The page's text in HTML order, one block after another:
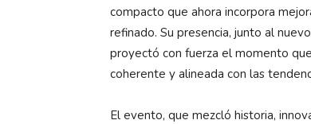
compacto que ahora incorpora
refinado. Su presencia, junto al
proyectó con fuerza el momento
coherente y alineada con las
El evento, que mezcló historia,